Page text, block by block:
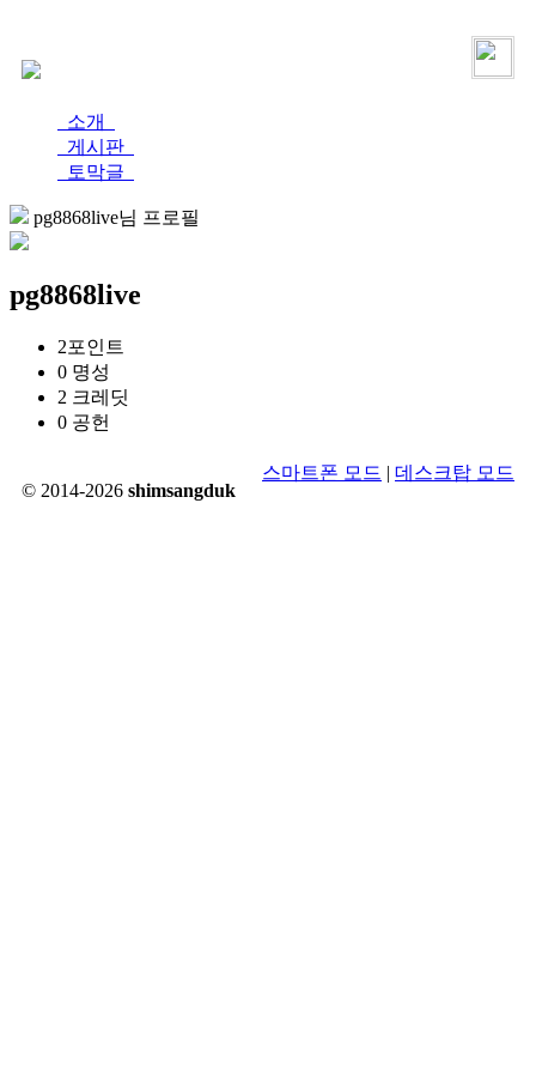
소개
게시판
토막글
pg8868live님 프로필
pg8868live
2포인트
0 명성
2 크레딧
0 공헌
© 2014-2026 shimsangduk
스마트폰 모드 | 데스크탑 모드